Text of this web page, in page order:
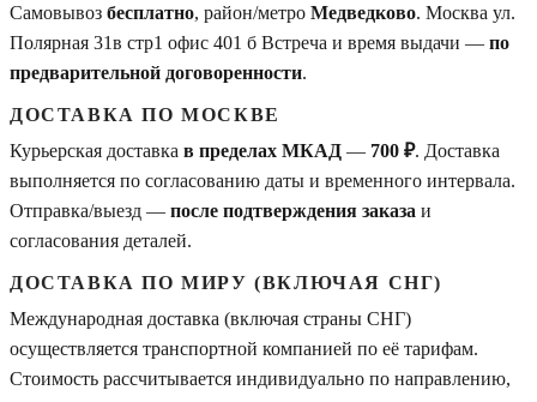
Самовывоз бесплатно, район/метро Медведково. Москва ул.
Полярная 31в стр1 офис 401 б Встреча и время выдачи — по
предварительной договоренности.
ДОСТАВКА ПО МОСКВЕ
Курьерская доставка в пределах МКАД — 700 ₽. Доставка
выполняется по согласованию даты и временного интервала.
Отправка/выезд — после подтверждения заказа и
согласования деталей.
ДОСТАВКА ПО МИРУ (ВКЛЮЧАЯ СНГ)
Международная доставка (включая страны СНГ)
осуществляется транспортной компанией по её тарифам.
Стоимость рассчитывается индивидуально по направлению,